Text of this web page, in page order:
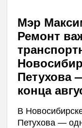
Мэр
Ремонт
Петухова
конца
В
Петухова —